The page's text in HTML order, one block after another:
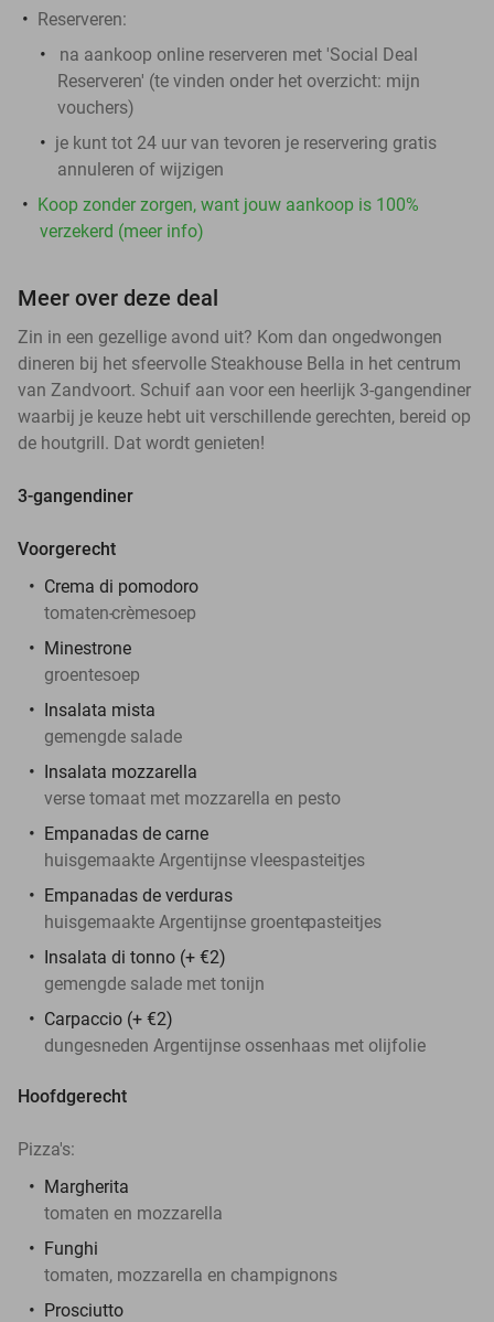
Reserveren:
na aankoop online reserveren met 'Social Deal
Reserveren' (te vinden onder het overzicht: mijn
vouchers)
je kunt tot 24 uur van tevoren je reservering gratis
annuleren of wijzigen
Koop zonder zorgen, want jouw aankoop is 100%
verzekerd (meer info)
Meer over deze deal
Zin in een gezellige avond uit? Kom dan ongedwongen
dineren bij het sfeervolle Steakhouse Bella in het centrum
van Zandvoort. Schuif aan voor een heerlijk 3-gangendiner
waarbij je keuze hebt uit verschillende gerechten, bereid op
de houtgrill. Dat wordt genieten!
3-gangendiner
Voorgerecht
Crema di pomodoro
tomaten-crèmesoep
Minestrone
groentesoep
Insalata mista
gemengde salade
Insalata mozzarella
verse tomaat met mozzarella en pesto
Empanadas de carne
huisgemaakte Argentijnse vleespasteitjes
Empanadas de verduras
huisgemaakte Argentijnse groentepasteitjes
Insalata di tonno (+ €2)
gemengde salade met tonijn
Carpaccio (+ €2)
dungesneden Argentijnse ossenhaas met olijfolie
Hoofdgerecht
Pizza's:
Margherita
tomaten en mozzarella
Funghi
tomaten, mozzarella en champignons
Prosciutto